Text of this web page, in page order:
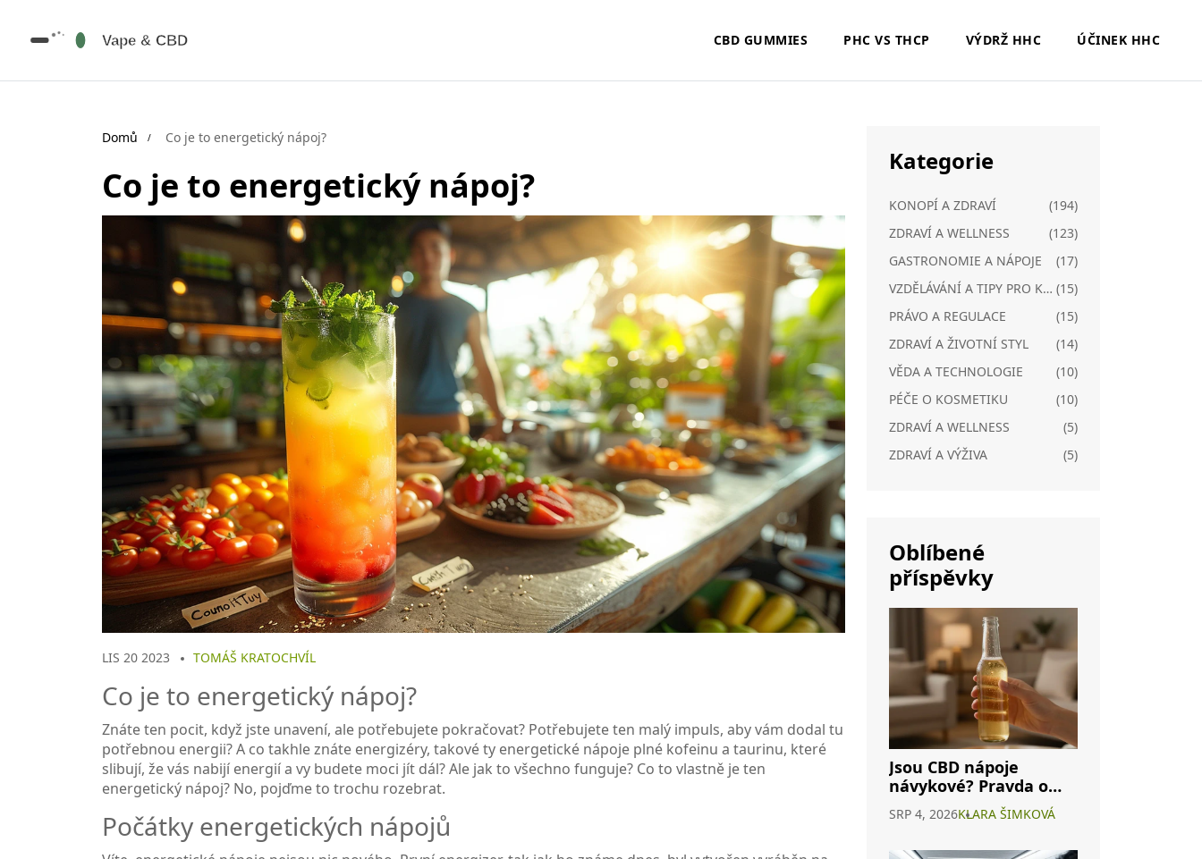
CBD GUMMIES PHC VS THCP VÝDRŽ HHC ÚČINEK HHC
Domů Co je to energetický nápoj?
Co je to energetický nápoj?
LIS 20 2023 TOMÁŠ KRATOCHVÍL
Co je to energetický nápoj?
Znáte ten pocit, když jste unavení, ale potřebujete pokračovat? Potřebujete ten malý impuls, aby vám dodal tu
potřebnou energii? A co takhle znáte energizéry, takové ty energetické nápoje plné kofeinu a taurinu, které
slibují, že vás nabijí energií a vy budete moci jít dál? Ale jak to všechno funguje? Co to vlastně je ten
energetický nápoj? No, pojďme to trochu rozebrat.
Počátky energetických nápojů
Kategorie
KONOPÍ A ZDRAVÍ
(194)
ZDRAVÍ A WELLNESS
(123)
GASTRONOMIE A NÁPOJE
(17)
VZDĚLÁVÁNÍ A TIPY PRO KONOPÍ (15)
PRÁVO A REGULACE
(15)
ZDRAVÍ A ŽIVOTNÍ STYL
(14)
VĚDA A TECHNOLOGIE
(10)
PÉČE O KOSMETIKU
(10)
ZDRAVÍ A WELLNESS
(5)
ZDRAVÍ A VÝŽIVA
(5)
Oblíbené
příspěvky
Jsou CBD nápoje
návykové? Pravda o
závislosti na
konopných
SRP 4, 2026KLARA ŠIMKOVÁ